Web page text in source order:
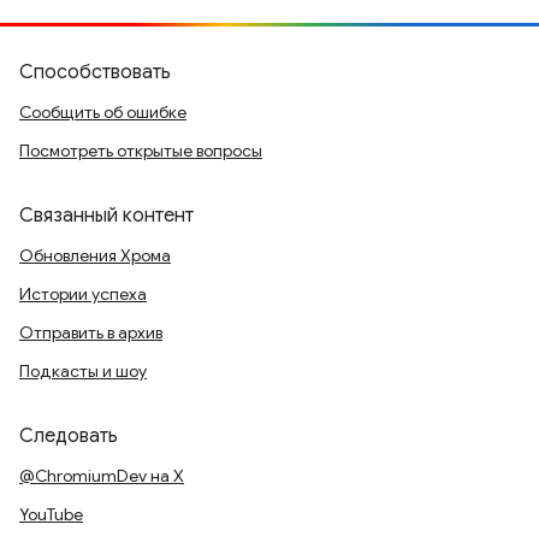
Способствовать
Сообщить об ошибке
Посмотреть открытые вопросы
Связанный контент
Обновления Хрома
Истории успеха
Отправить в архив
Подкасты и шоу
Следовать
@ChromiumDev на X
YouTube